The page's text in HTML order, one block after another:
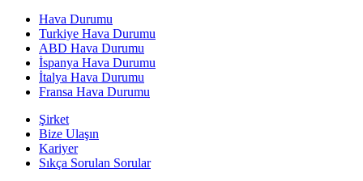
Hava Durumu
Turkiye Hava Durumu
ABD Hava Durumu
İspanya Hava Durumu
İtalya Hava Durumu
Fransa Hava Durumu
Şirket
Bize Ulaşın
Kariyer
Sıkça Sorulan Sorular